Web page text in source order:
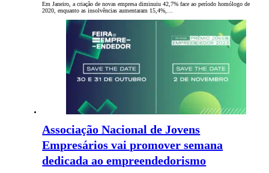
Em Janeiro, a criação de novas empresa diminuiu 42,7% face ao período homólogo de
2020, enquanto as insolvências aumentaram 15,4%,…
Associação Nacional de Jovens
Empresários vai promover semana
dedicada ao empreendedorismo